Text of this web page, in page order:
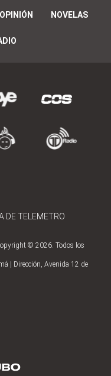
OPINIÓN NOVELAS
DE TELEMETRO
© 2026. Todos los
| Dirección, Avenida 12 de